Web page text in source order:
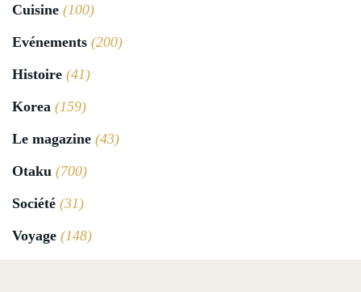
Cuisine (100)
Evénements (200)
Histoire (41)
Korea (159)
Le magazine (43)
Otaku (700)
Société (31)
Voyage (148)